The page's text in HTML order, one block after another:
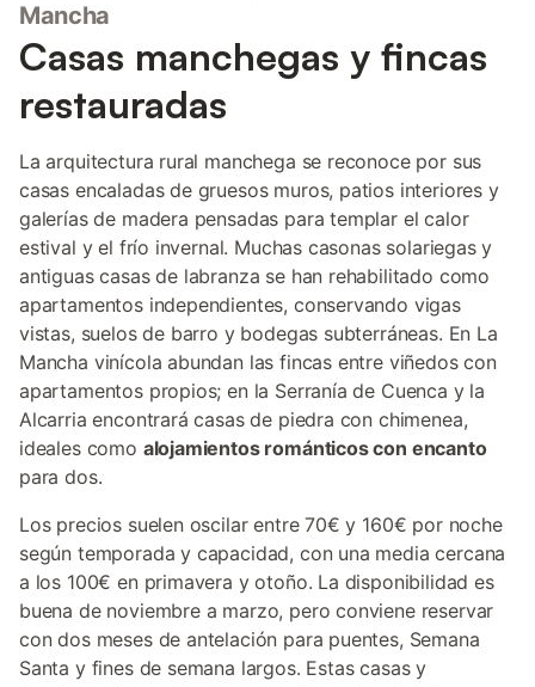
Mancha
Casas manchegas y fincas
restauradas
La arquitectura rural manchega se reconoce por sus
casas encaladas de gruesos muros, patios interiores y
galerías de madera pensadas para templar el calor
estival y el frío invernal. Muchas casonas solariegas y
antiguas casas de labranza se han rehabilitado como
apartamentos independientes, conservando vigas
vistas, suelos de barro y bodegas subterráneas. En La
Mancha vinícola abundan las fincas entre viñedos con
apartamentos propios; en la Serranía de Cuenca y la
Alcarria encontrará casas de piedra con chimenea,
ideales como alojamientos románticos con encanto
para dos.
Los precios suelen oscilar entre 70€ y 160€ por noche
según temporada y capacidad, con una media cercana
a los 100€ en primavera y otoño. La disponibilidad es
buena de noviembre a marzo, pero conviene reservar
con dos meses de antelación para puentes, Semana
Santa y fines de semana largos. Estas casas y